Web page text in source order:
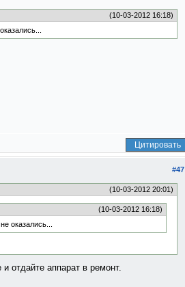
(10-03-2012 16:18)
Цитировать
#47
(10-03-2012 20:01)
(10-03-2012 16:18)
оказались...
отдайте аппарат в ремонт.